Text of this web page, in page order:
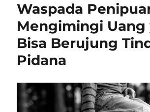
Waspada
Mengimingi Uang
Bisa Berujung
Pidana